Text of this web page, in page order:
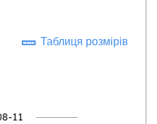
Таблиця розмірів
11